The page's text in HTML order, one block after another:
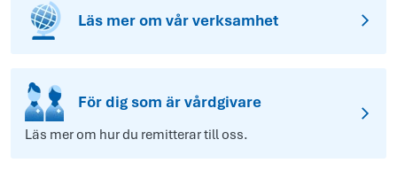
Läs mer om vår verksamhet
För dig som är vårdgivare
Läs mer om hur du remitterar till oss.